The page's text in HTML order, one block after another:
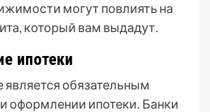
могут повлиять на
который вам выдадут․
ипотеки
является обязательным
оформлении ипотеки․ Банки